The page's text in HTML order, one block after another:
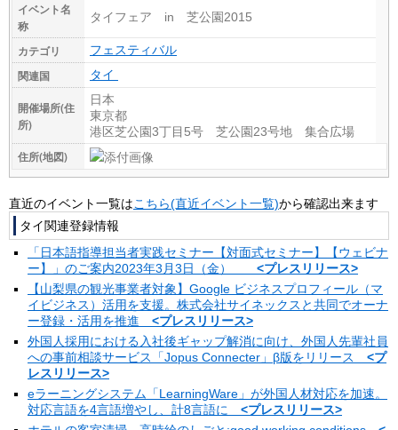
イベント名
称
タイフェア in 芝公園2015
カテゴリ フェスティバル
関連国 タイ
開催場所(住
所)
日本
東京都
港区芝公園3丁目5号 芝公園23号地 集合広場
住所(地図) 添付画像
直近のイベント一覧はこちら(直近イベント一覧)から確認出来ます
タイ関連登録情報
「日本語指導担当者実践セミナー【対面式セミナー】【ウェビナ
ー】」のご案内2023年3月3日（金） <プレスリリース>
【山梨県の観光事業者対象】Google ビジネスプロフィール（マ
イビジネス）活用を支援。株式会社サイネックスと共同でオーナ
ー登録・活用を推進 <プレスリリース>
外国人採用における入社後ギャップ解消に向け、外国人先輩社員
への事前相談サービス「Jopus Connecter」β版をリリース <プ
レスリリース>
eラーニングシステム「LearningWare」が外国人材対応を加速。
対応言語を4言語増やし、計8言語に <プレスリリース>